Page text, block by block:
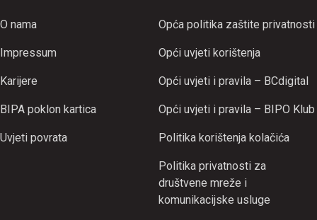
O nama
Impressum
Karijere
BIPA poklon kartica
Uvjeti povrata
Opća politika zaštite privatnosti
Opći uvjeti korištenja
Opći uvjeti i pravila – BCdigital
Opći uvjeti i pravila – BIPO Klub
Politika korištenja kolačića
Politika privatnosti za
društvene mreže i
komunikacijske usluge